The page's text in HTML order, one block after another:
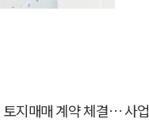
매매 계약 체결… 사업 본궤도